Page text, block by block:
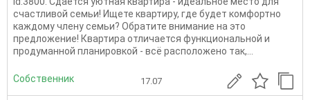
счастливой семьи! Ищете квартиру, где будет комфортно
каждому члену семьи? Обратите внимание на это
предложение! Квартира отличается функциональной и
продуманной планировкой - всё расположено так,...
Собственник 17.07